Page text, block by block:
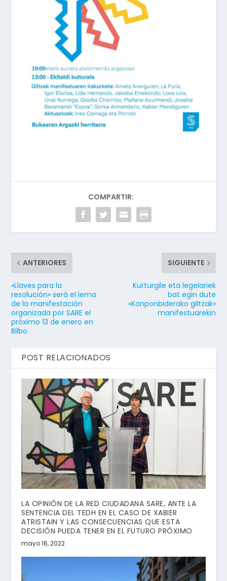
COMPARTIR:
ANTERIORES
«Llaves para la
resolución» será el lema
de la manifestación
organizada por SARE el
próximo 13 de enero en
Bilbo
SIGUIENTE
Kurturgile eta legelariek
bat egin dute
«Konponbiderako giltzak»
manifestuarekin
POST RELACIONADOS
LA OPINIÓN DE LA RED CIUDADANA SARE, ANTE LA
SENTENCIA DEL TEDH EN EL CASO DE XABIER
ATRISTAIN Y LAS CONSECUENCIAS QUE ESTA
DECISIÓN PUEDA TENER EN EL FUTURO PRÓXIMO
mayo 16, 2022